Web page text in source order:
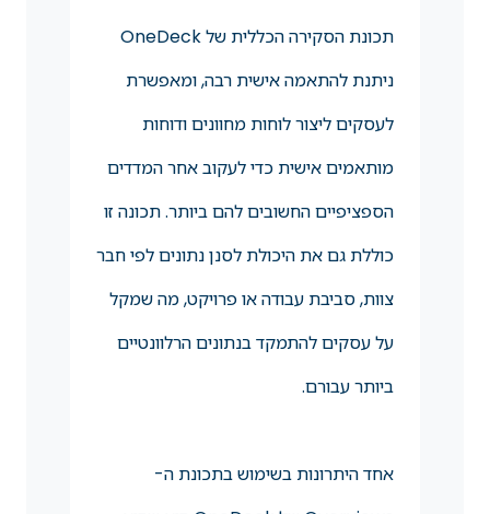
תכונת הסקירה הכללית של OneDeck
ניתנת להתאמה אישית רבה, ומאפשרת
לעסקים ליצור לוחות מחוונים ודוחות
מותאמים אישית כדי לעקוב אחר המדדים
הספציפיים החשובים להם ביותר. תכונה זו
כוללת גם את היכולת לסנן נתונים לפי חבר
צוות, סביבת עבודה או פרויקט, מה שמקל
על עסקים להתמקד בנתונים הרלוונטיים
ביותר עבורם.
אחד היתרונות בשימוש בתכונת ה-